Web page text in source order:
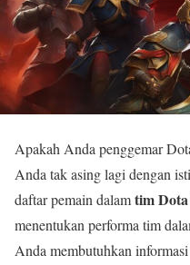
Apakah Anda penggemar
Anda tak asing lagi dengan
daftar pemain dalamtim
menentukan performa tim
Anda membutuhkan